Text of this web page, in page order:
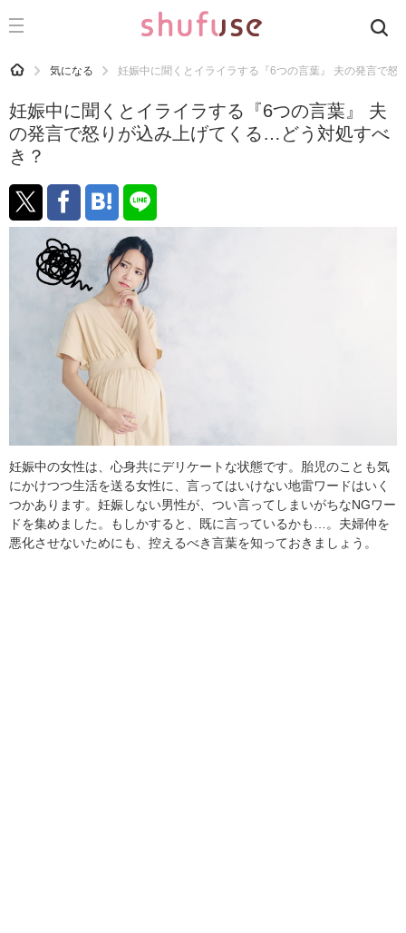
CATEGORY 記事カテゴリ
運気
洗濯
生活の知恵
お金
掃除
食材辞典
おすすめ
HOME 気になる 妊娠中に聞くとイライラする『6つの言葉』 夫の発言で
妊娠中に聞くとイライラする『6つの言葉』 夫
の発言で怒りが込み上げてくる…どう対処すべ
き？
妊娠中の女性は、心身共にデリケートな状態です。胎児のことも気
にかけつつ生活を送る女性に、言ってはいけない地雷ワードはいく
つかあります。妊娠しない男性が、つい言ってしまいがちなNGワー
ドを集めました。もしかすると、既に言っているかも…。夫婦仲を
悪化させないためにも、控えるべき言葉を知っておきましょう。